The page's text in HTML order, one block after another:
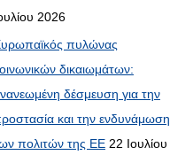
2026
πυλώνας
δικαιωμάτων:
δέσμευση για την
και την ενδυνάμωση
πολιτών της ΕΕ 22 Ιουλίου